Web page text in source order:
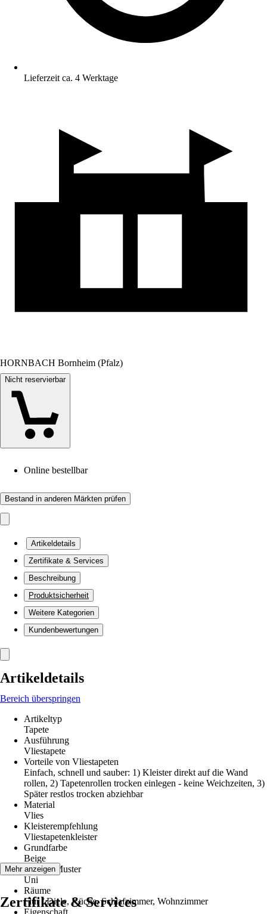
Lieferzeit ca. 4 Werktage
HORNBACH Bornheim (Pfalz)
Nicht reservierbar
Online bestellbar
Bestand in anderen Märkten prüfen
Artikeldetails
Zertifikate & Services
Beschreibung
Produktsicherheit
Weitere Kategorien
Kundenbewertungen
Artikeldetails
Bereich überspringen
Artikeltyp
Tapete
Ausführung
Vliestapete
Vorteile von Vliestapeten
Einfach, schnell und sauber: 1) Kleister direkt auf die Wand
rollen, 2) Tapetenrollen trocken einlegen - keine Weichzeiten, 3)
Später restlos trocken abziehbar
Material
Vlies
Kleisterempfehlung
Vliestapetenkleister
Grundfarbe
Beige
Dekor / Muster
Uni
Räume
Flur / Diele, Küche, Schlafzimmer, Wohnzimmer
Eigenschaft
Mehr anzeigen
Zertifikate & Services